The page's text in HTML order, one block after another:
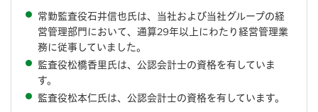
常勤監査役石井信也氏は、当社および当社グループの経
営管理部門において、通算29年以上にわたり経営管理業
務に従事していました。
監査役松橋香里氏は、公認会計士の資格を有していま
す。
監査役松本仁氏は、公認会計士の資格を有しています。